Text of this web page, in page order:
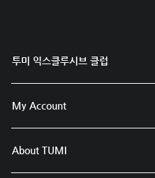
투미 익스클루시브 클럽
My Account
About TUMI